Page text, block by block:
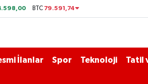
BTC 79.591,74
İlanlar Spor Teknoloji Tatil